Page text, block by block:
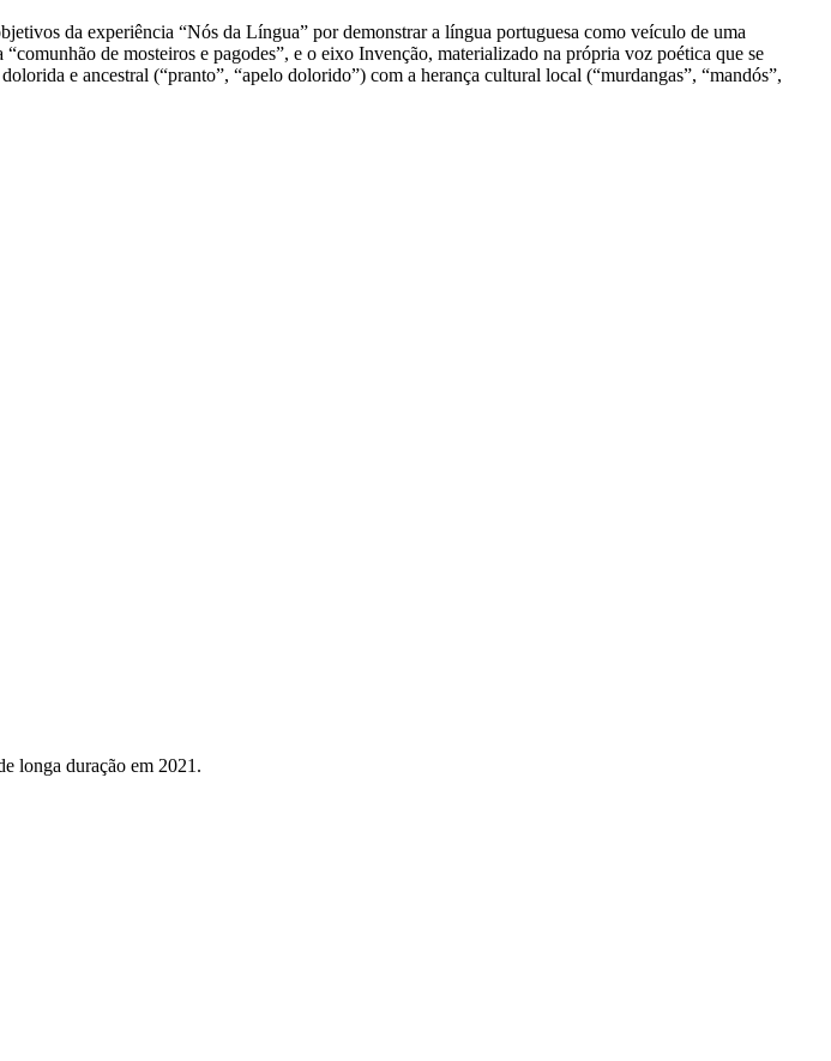
da experiência “Nós da Língua” por demonstrar a língua portuguesa como veículo de uma
de mosteiros e pagodes”, e o eixo Invenção, materializado na própria voz poética que se
e ancestral (“pranto”, “apelo dolorido”) com a herança cultural local (“murdangas”, “mandós”,
longa duração em 2021.